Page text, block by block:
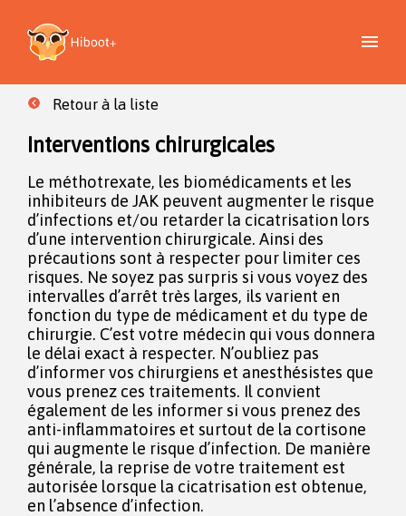
Retour à la liste
Interventions chirurgicales
Le méthotrexate, les biomédicaments et les
inhibiteurs de JAK peuvent augmenter le risque
d’infections et/ou retarder la cicatrisation lors
d’une intervention chirurgicale. Ainsi des
précautions sont à respecter pour limiter ces
risques. Ne soyez pas surpris si vous voyez des
intervalles d’arrêt très larges, ils varient en
fonction du type de médicament et du type de
chirurgie. C’est votre médecin qui vous donnera
le délai exact à respecter. N’oubliez pas
d’informer vos chirurgiens et anesthésistes que
vous prenez ces traitements. Il convient
également de les informer si vous prenez des
anti-inflammatoires et surtout de la cortisone
qui augmente le risque d’infection. De manière
générale, la reprise de votre traitement est
autorisée lorsque la cicatrisation est obtenue,
en l’absence d’infection.